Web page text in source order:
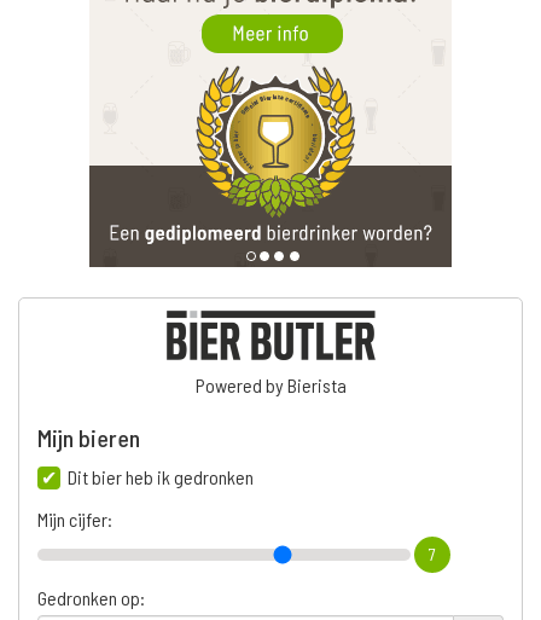
Powered by Bierista
Mijn bieren
Dit bier heb ik gedronken
Mijn cijfer:
7
Gedronken op: